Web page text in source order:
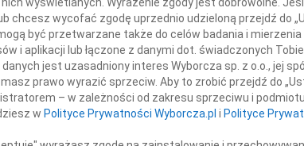
26 maja 2012 roku zmarła
lek. med.
Markiewicz
chcesz wycofać zgodę uprzednio udzieloną przejdź do
być przetwarzane także do celów badania i
i aplikacji lub łączone z danymi dot. świadczonych
jest uzasadniony interes Wyborcza sp. z o.o., jej
prawo wyrazić sprzeciw. Aby to zrobić przejdź do
– w zależności od zakresu sprzeciwu i
w Polityce Prywatności Wyborcza.pl i Polityce